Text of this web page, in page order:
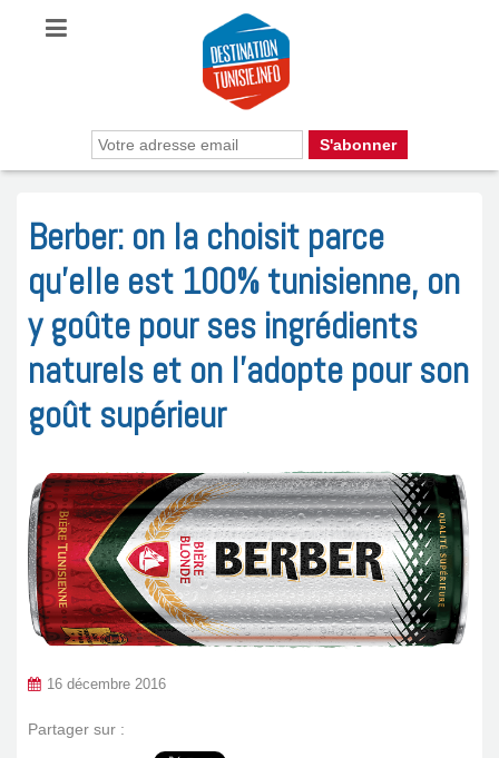
Berber: on la choisit parce
qu’elle est 100% tunisienne, on
y goûte pour ses ingrédients
naturels et on l’adopte pour son
goût supérieur
16 décembre 2016
Partager sur :